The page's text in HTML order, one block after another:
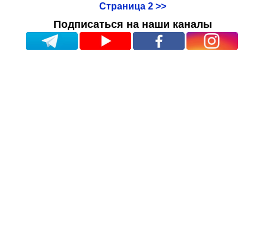
Страница 2 >>
Подписаться на наши каналы